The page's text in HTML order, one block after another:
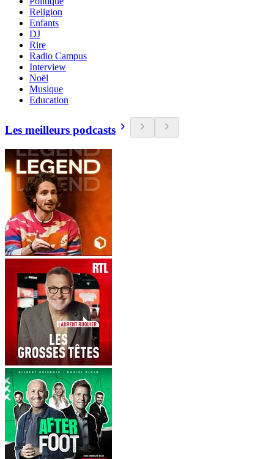
Religion
Enfants
DJ
Rire
Radio Campus
Interview
Noël
Musique
Education
Les meilleurs podcasts